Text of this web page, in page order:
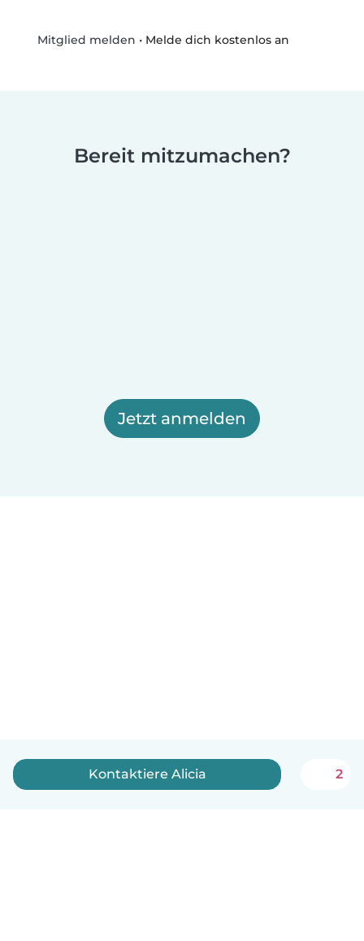
Mitglied melden • Melde dich kostenlos an
Bereit mitzumachen?
Jetzt anmelden
Kontaktiere Alicia 2